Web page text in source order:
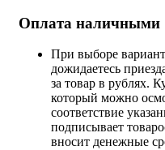
Оплата наличными
При выборе
дожидаетесь
за товар в рублях.
который можно
соответствие
подписывает
вносит денежные